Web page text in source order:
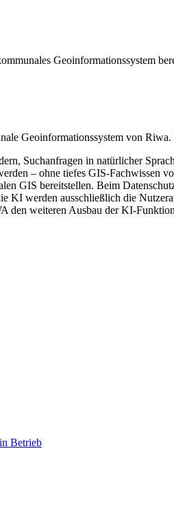
Geoinformationssystem
Geoinformationssystem von
Suchanfragen in natürlicher
– ohne tiefes GIS-Fachwissen
GIS bereitstellen. Beim
werden ausschließlich die
den weiteren Ausbau der KI-
Betrieb